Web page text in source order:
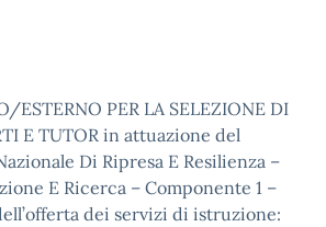
ESTERNO PER LA SELEZIONE DI
E TUTOR in attuazione del
Di Ripresa E Resilienza –
E Ricerca – Componente 1 –
dei servizi di istruzione: